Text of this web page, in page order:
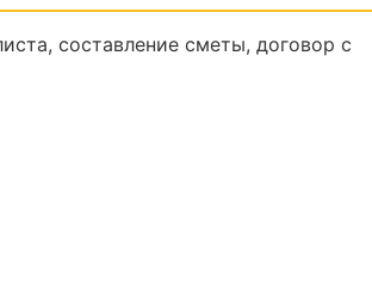
составление сметы, договор с